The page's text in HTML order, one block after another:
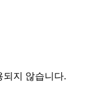
되지 않습니다.